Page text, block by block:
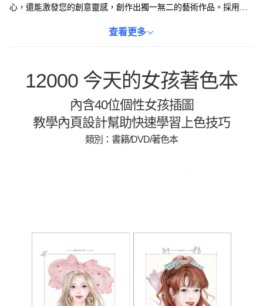
心，還能激發您的創意靈感，創作出獨一無二的藝術作品。採用優
論是自用還是送禮，都是一份充滿心意的選擇。快來一起探索色彩
查看更多
12000 今天的女孩著色本
內含40位個性女孩插圖
教學內頁設計幫助快速學習上色技巧
類別：書籍/DVD/著色本